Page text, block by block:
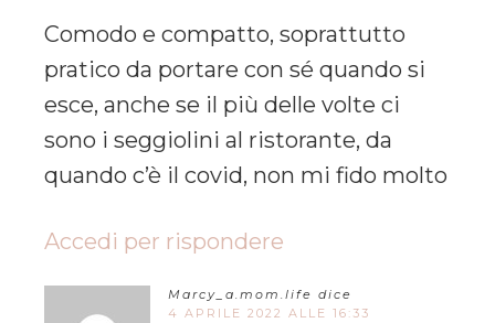
Comodo e compatto, soprattutto
pratico da portare con sé quando si
esce, anche se il più delle volte ci
sono i seggiolini al ristorante, da
quando c’è il covid, non mi fido molto
Accedi per rispondere
Marcy_a.mom.life dice
4 APRILE 2022 ALLE 16:33